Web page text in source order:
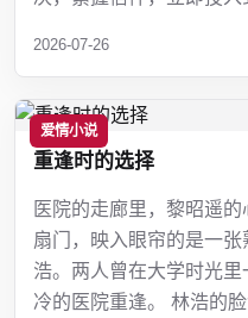
2026-07-26
爱情小说
重逢时的选择
医院的走廊里，黎昭遥
扇门，映入眼帘的是一
浩。两人曾在大学时光
冷的医院重逢。 林浩的